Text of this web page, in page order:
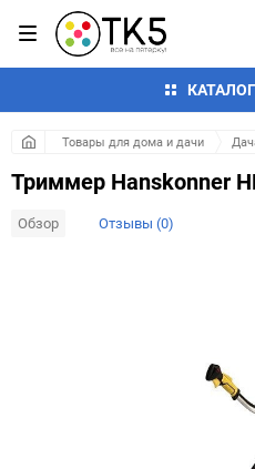
Товары для дома и дачи
Триммер Hanskonner
Обзор Отзывы (0)